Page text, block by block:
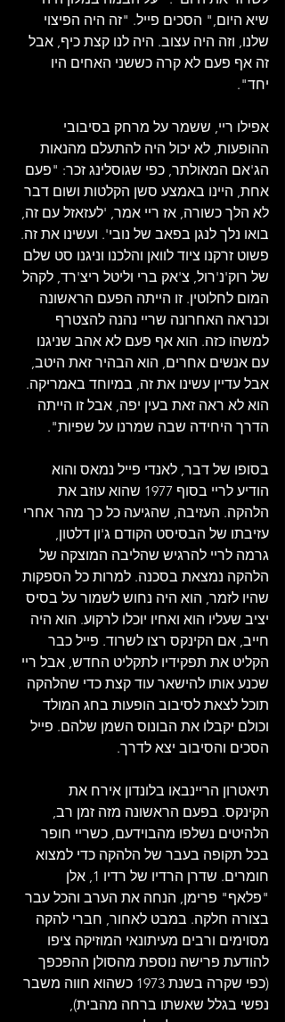
שיא היום," הסכים פייל. "זה היה הפיצוי
שלנו, וזה היה עצוב. היה לנו קצת כיף, אבל
זה אף פעם לא קרה כששני האחים היו
יחד".
אפילו ריי, ששמר על מרחק בסיבובי
ההופעות, לא יכול היה להתעלם מהנאות
הג'אם המאולתר, כפי שגוסלינג זכר: "פעם
אחת, היינו באמצע סשן הקלטות ושום דבר
לא הלך כשורה, אז ריי אמר, 'לעזאזל עם זה,
בואו נלך לנגן בפאב של נובי'. ועשינו את זה.
פשוט זרקנו ציוד לוואן והלכנו וניגנו סט שלם
של רוק'נ'רול, צ'אק ברי וליטל ריצ'רד, לקהל
המום לחלוטין. זו הייתה הפעם הראשונה
וכנראה האחרונה שריי נהנה להצטרף
למשהו כזה. הוא אף פעם לא אהב שניגנו
עם אנשים אחרים, הוא הבהיר זאת היטב,
אבל עדיין עשינו את זה, במיוחד באמריקה.
הוא לא ראה זאת בעין יפה, אבל זו הייתה
הדרך היחידה שבה שמרנו על שפיות".
בסופו של דבר, לאנדי פייל נמאס והוא
הודיע לריי בסוף 1977 שהוא עוזב את
הלהקה. העזיבה, שהגיעה כל כך מהר אחרי
עזיבתו של הבסיסט הקודם ג'ון דלטון,
גרמה לריי להרגיש שהליבה המוצקה של
הלהקה נמצאת בסכנה. למרות כל הספקות
שהיו לזמר, הוא היה נחוש לשמור על בסיס
יציב שעליו הוא ואחיו יוכלו לרקוע. הוא היה
חייב, אם הקינקס רצו לשרוד. פייל כבר
הקליט את תפקידיו לתקליט החדש, אבל ריי
שכנע אותו להישאר עוד קצת כדי שהלהקה
תוכל לצאת לסיבוב הופעות בחג המולד
וכולם יקבלו את הבונוס השמן שלהם. פייל
הסכים והסיבוב יצא לדרך.
תיאטרון הריינבאו בלונדון אירח את
הקינקס. בפעם הראשונה מזה זמן רב,
הלהיטים נשלפו מהבוידעם, כשריי חופר
בכל תקופה בעבר של הלהקה כדי למצוא
חומרים. שדרן הרדיו של רדיו 1, אלן
"פלאף" פרימן, הנחה את הערב והכל עבר
בצורה חלקה. במבט לאחור, חברי להקה
מסוימים ורבים מעיתונאי המוזיקה ציפו
להודעת פרישה נוספת מהסולן ההפכפך
(כפי שקרה בשנת 1973 כשהוא חווה משבר
נפשי בגלל שאשתו ברחה מהבית),